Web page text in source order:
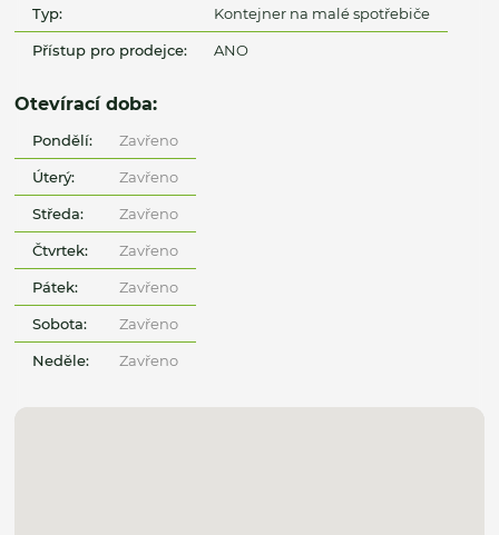
Typ: Kontejner na malé spotřebiče
Přístup pro prodejce: ANO
Otevírací doba:
Pondělí: Zavřeno
Úterý: Zavřeno
Středa: Zavřeno
Čtvrtek: Zavřeno
Pátek: Zavřeno
Sobota: Zavřeno
Neděle: Zavřeno